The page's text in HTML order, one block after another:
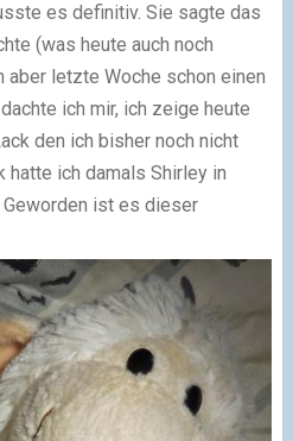
es definitiv. Sie sagte das
(was heute auch noch
letzte Woche schon einen
ich mir, ich zeige heute
den ich bisher noch nicht
hatte ich damals Shirley in
ist es dieser